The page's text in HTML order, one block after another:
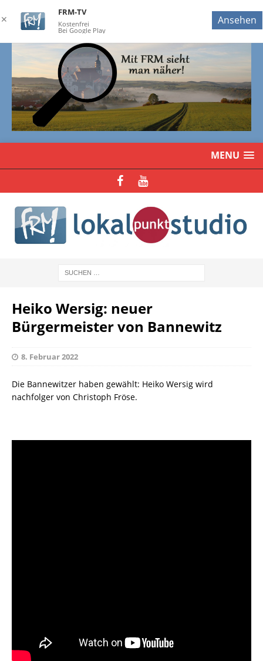
MENU
Heiko Wersig: neuer
Bürgermeister von Bannewitz
8. Februar 2022
Die Bannewitzer haben gewählt: Heiko Wersig wird
nachfolger von Christoph Fröse.
✕
FRM-TV
Kostenfrei
Bei Google Play
Ansehen